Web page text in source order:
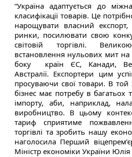
“Україна адаптується до
класифікації товарів. Це
нарощувати власний
ринки, посилювати свою
світовій торгівлі.
встановлення нульових мит на
боку країн ЄС, Канади,
Австралії. Експортери цим
просуваючи свої товари. В той
бізнес має потребу в багатьох
імпорту, аби, наприклад,
виробництво. В цьому
тариф сприятиме
торгівлі та зробить нашу
наголосила Перший
Міністр економіки України